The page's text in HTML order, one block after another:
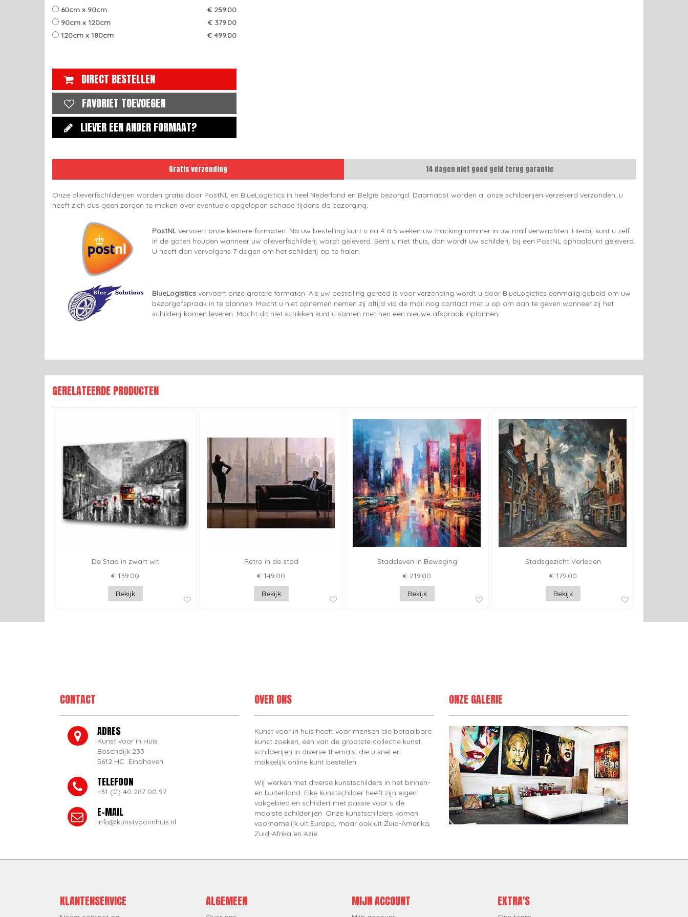
60cm x 90cm
€ 259.00
90cm x 120cm
€ 379.00
120cm x 180cm
€ 499.00
DIRECT BESTELLEN
FAVORIET TOEVOEGEN
LIEVER EEN ANDER FORMAAT?
Gratis verzending 14 dagen niet goed geld terug garantie
Onze olieverfschilderijen worden gratis door PostNL en BlueLogistics in heel Nederland en België bezorgd. Daarnaast worden al onze schilderijen verzekerd verzonden, u
heeft zich dus geen zorgen te maken over eventuele opgelopen schade tijdens de bezorging.
PostNLvervoert onze kleinere formaten. Na uw bestelling kunt u na 4 à 5 weken uw trackingnummer in uw mail verwachten. Hierbij kunt u zelf
in de gaten houden wanneer uw olieverfschilderij wordt geleverd. Bent u niet thuis, dan wordt uw schilderij bij een PostNL ophaalpunt geleverd.
U heeft dan vervolgens 7 dagen om het schilderij op te halen.
BlueLogistics vervoert onze grotere formaten. Als uw bestelling gereed is voor verzending wordt u door BlueLogistics eenmalig gebeld om uw
bezorgafspraak in te plannen. Mocht u niet opnemen nemen zij altijd via de mail nog contact met u op om aan te geven wanneer zij het
schilderij komen leveren. Mocht dit niet schikken kunt u samen met hen een nieuwe afspraak inplannen.
GERELATEERDE PRODUCTEN
De Stad in zwart wit
€ 139.00
Bekijk
Retro in de stad
€ 149.00
Bekijk
Stadsleven in Beweging
€ 219.00
Bekijk
Stadsgezicht Verleden
€ 179.00
Bekijk
CONTACT
ADRES
Kunst voor in Huis
Boschdijk 233
5612 HC Eindhoven
TELEFOON
+31 (0) 40 287 00 97
E-MAIL
info@kunstvoorinhuis.nl
OVER ONS
Kunst voor in huis heeft voor mensen die betaalbare
kunst zoeken, één van de grootste collectie kunst
schilderijen in diverse thema's, die u snel en
makkelijk online kunt bestellen.
Wij werken met diverse kunstschilders in het binnen-
en buitenland. Elke kunstschilder heeft zijn eigen
vakgebied en schildert met passie voor u de
mooiste schilderijen. Onze kunstschilders komen
voornamelijk uit Europa, maar ook uit Zuid-Amerika,
Zuid-Afrika en Azië.
ONZE GALERIE
KLANTENSERVICE ALGEMEEN MIJN ACCOUNT EXTRA'S